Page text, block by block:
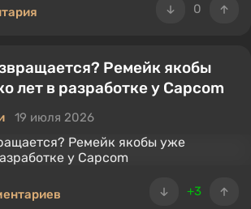
0
Ремейк якобы
лет в разработке у Capcom
19 июля 2026
+3